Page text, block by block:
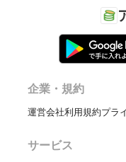
企業・規約
運営会社利用規約プラ
サービス